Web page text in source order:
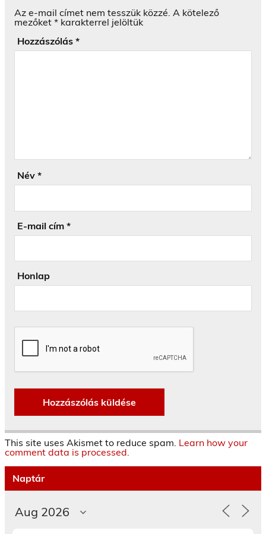
Az e-mail címet nem tesszük közzé. A kötelező
mezőket * karakterrel jelöltük
Hozzászólás *
Név *
E-mail cím *
Honlap
This site uses Akismet to reduce spam. Learn how your
comment data is processed.
Naptár